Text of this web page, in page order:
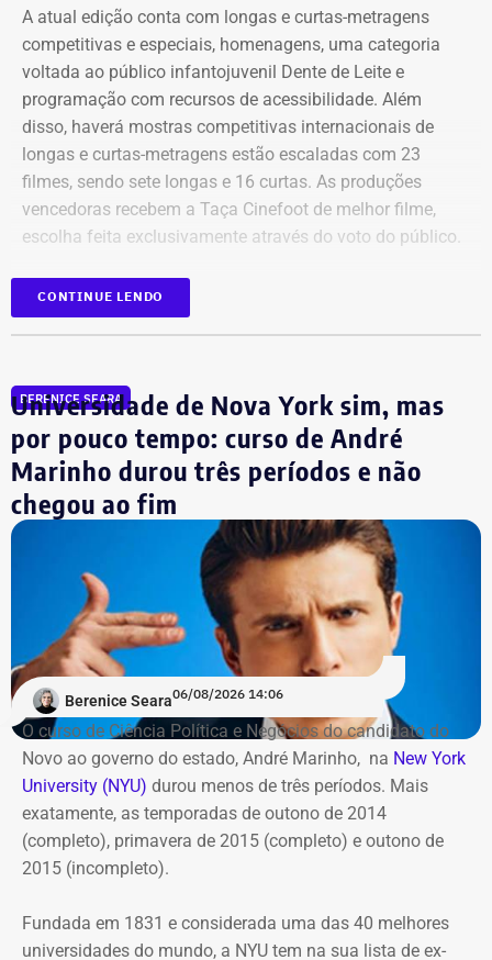
Bens declarados por Carla Machado em 2026 — Foto:
Reprodução/Divulgacand
Bens declarados por Carla Machado em 2022 — Foto:
A atual edição conta com longas e curtas-metragens
competitivas e especiais, homenagens, uma categoria
voltada ao público infantojuvenil Dente de Leite e
programação com recursos de acessibilidade. Além
disso, haverá mostras competitivas internacionais de
longas e curtas-metragens estão escaladas com 23
filmes, sendo sete longas e 16 curtas. As produções
vencedoras recebem a Taça Cinefoot de melhor filme,
escolha feita exclusivamente através do voto do público.
Os países participantes são Brasil, Argentina, México,
Itália, Colômbia, Reino Unido, Irã, Espanha, Alemanha,
mundial de futebol da atualidade. Totalizando dez
países.
Além da Estação Claro Rio, o Cinefoot terá exibições no
Centro Cultural da Justiça Federal, no Centro do Rio; no
Ponto Cine, em Guadalupe; e na Biblioteca Parque
Manguinhos; em Benfica.
CONTINUE LENDO
BERENICE SEARA
Universidade de Nova York sim, mas
por pouco tempo: curso de André
Marinho durou três períodos e não
chegou ao fim
Berenice Seara06/08/2026 14:06
O curso de Ciência Política e Negócios do candidato do
Novo ao governo do estado, André Marinho, na New York
University (NYU) durou menos de três períodos. Mais
exatamente, as temporadas de outono de 2014
(completo), primavera de 2015 (completo) e outono de
2015 (incompleto).
Fundada em 1831 e considerada uma das 40 melhores
universidades do mundo, a NYU tem na sua lista de ex-